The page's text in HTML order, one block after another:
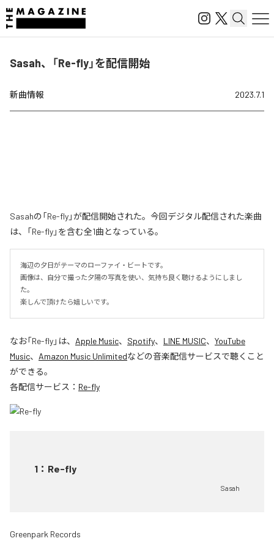
Sasah、「Re-fly」を配信開始
新曲情報 2023.7.1
Sasahの「Re-fly」が配信開始された。今回デジタル配信された楽曲
は、「Re-fly」を含む全1曲となっている。
海辺の夕日がテーマのローファイ・ビートです。
画像は、自分で撮った夕陽の写真を使い、気持ち良く聴けるようにしまし
た。
楽しんで頂けたら嬉しいです。
なお「Re-fly」は、 Apple Music、 Spotify、 LINE MUSIC、 YouTube
Music、 Amazon Music Unlimitedなどの音楽配信サービスで聴くこと
ができる。
各配信サービス： Re-fly
1 ： Re-fly
Sasah
Greenpark Records